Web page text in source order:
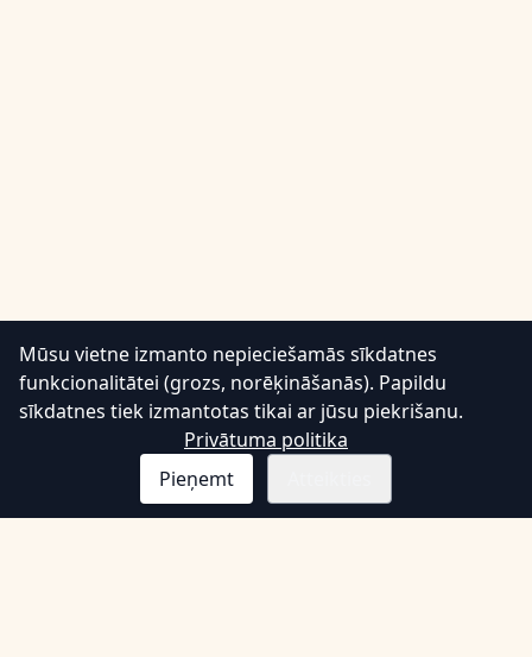
Mūsu vietne izmanto nepieciešamās sīkdatnes
funkcionalitātei (grozs, norēķināšanās). Papildu
sīkdatnes tiek izmantotas tikai ar jūsu piekrišanu.
Privātuma politika
Pieņemt